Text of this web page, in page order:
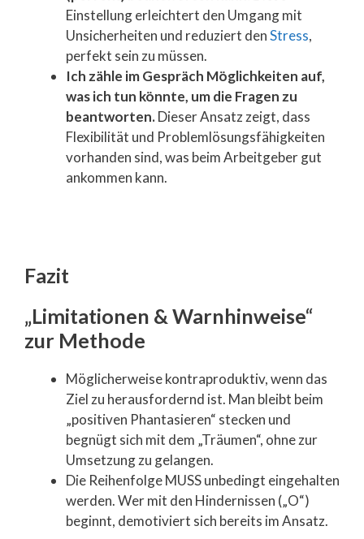
Einstellung erleichtert den Umgang mit
Unsicherheiten und reduziert denStress,
perfekt sein zu müssen.
Ich zähle im Gespräch Möglichkeiten auf,
was ich tun könnte, um die Fragen zu
beantworten.Dieser Ansatz zeigt, dass
Flexibilität und Problemlösungsfähigkeiten
vorhanden sind, was beim Arbeitgeber gut
ankommen kann.
Fazit
„Limitationen & Warnhinweise“
zur Methode
Möglicherweise kontraproduktiv, wenn das
Ziel zu herausfordernd ist. Man bleibt beim
„positiven Phantasieren“ stecken und
begnügt sich mit dem „Träumen“, ohne zur
Umsetzung zu gelangen.
Die Reihenfolge MUSS unbedingt eingehalten
werden. Wer mit den Hindernissen („O“)
beginnt, demotiviert sich bereits im Ansatz.